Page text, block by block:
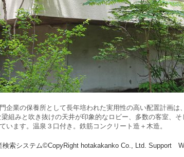
業の保養所として長年培われた実用性の高い配置計画
組みと吹き抜けの天井が印象的なロビー、多数の客室、
ます。温泉３口付き。鉄筋コンクリート造＋木造。
検索システム©CopyRight hotakakanko Co., Ltd. Support